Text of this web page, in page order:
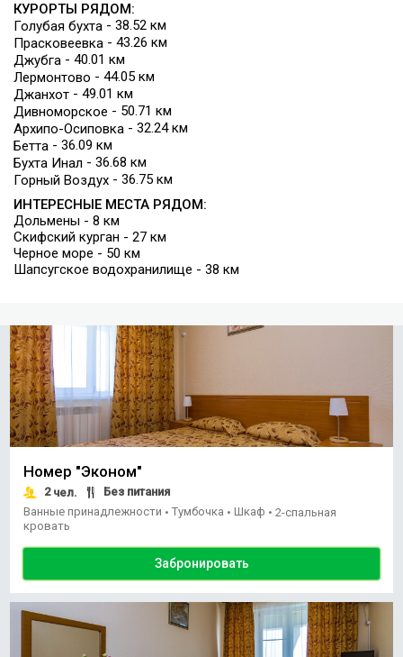
КУРОРТЫ РЯДОМ:
Голубая бухта - 38.52 км
Прасковеевка - 43.26 км
Джубга - 40.01 км
Лермонтово - 44.05 км
Джанхот - 49.01 км
Дивноморское - 50.71 км
Архипо-Осиповка - 32.24 км
Бетта - 36.09 км
Бухта Инал - 36.68 км
Горный Воздух - 36.75 км
ИНТЕРЕСНЫЕ МЕСТА РЯДОМ:
Дольмены - 8 км
Скифский курган - 27 км
Черное море - 50 км
Шапсугское водохранилище - 38 км
Номер "Эконом"
2чел.
Без питания
Ванные принадлежности • Тумбочка • Шкаф • 2-спальная
кровать
Забронировать